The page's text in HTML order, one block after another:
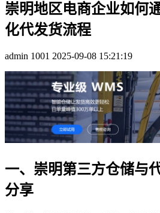
崇明地区电商企业如何
化代发货流程
admin 1001 2025-09-08 15:21:19
一、崇明第三方仓储与
分享